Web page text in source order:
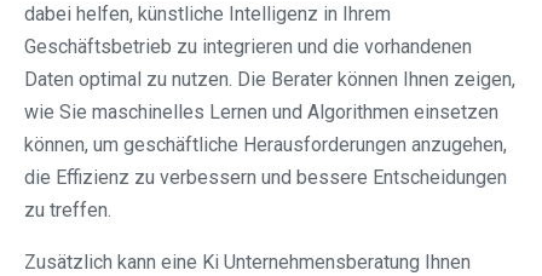
dabei helfen, künstliche Intelligenz in Ihrem
Geschäftsbetrieb zu integrieren und die vorhandenen
Daten optimal zu nutzen. Die Berater können Ihnen zeigen,
wie Sie maschinelles Lernen und Algorithmen einsetzen
können, um geschäftliche Herausforderungen anzugehen,
die Effizienz zu verbessern und bessere Entscheidungen
zu treffen.
Zusätzlich kann eine Ki Unternehmensberatung Ihnen